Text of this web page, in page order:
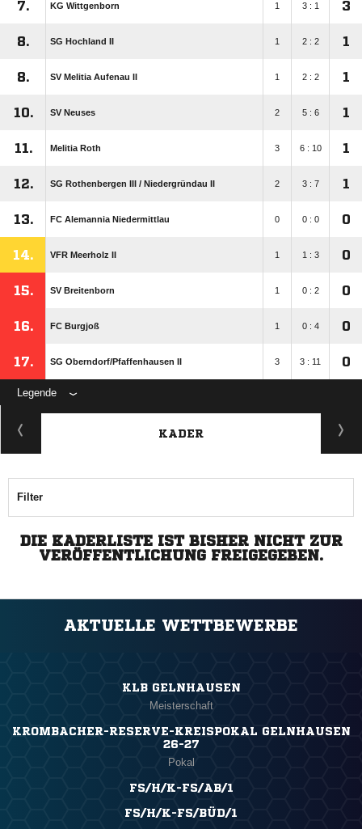
7. KG Wittgenborn 1 3 : 1 3
8. SG Hochland II 1 2 : 2 1
8. SV Melitia Aufenau II 1 2 : 2 1
10. SV Neuses 2 5 : 6 1
11. Melitia Roth 3 6 : 10 1
12. SG Rothenbergen III /​ Niedergründau II 2 3 : 7 1
13. FC Alemannia Niedermittlau 0 0 : 0 0
14. VFR Meerholz II 1 1 : 3 0
15. SV Breitenborn 1 0 : 2 0
16. FC Burgjoß 1 0 : 4 0
17. SG Oberndorf/​Pfaffenhausen II 3 3 : 11 0
Legende
KADER
Filter
DIE KADERLISTE IST BISHER NICHT ZUR
VERÖFFENTLICHUNG FREIGEGEBEN.
AKTUELLE WETTBEWERBE
KLB GELNHAUSEN
Meisterschaft
KROMBACHER-RESERVE-KREISPOKAL GELNHAUSEN
26-27
Pokal
FS/H/K-FS/AB/1
FS/H/K-FS/BÜD/1